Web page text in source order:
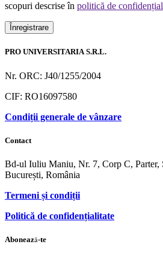
scopuri descrise în politică de
Înregistrare
PRO UNIVERSITARIA S.R.L.
Nr. ORC: J40/1255/2004
CIF: RO16097580
Condiții generale de vânzare
Contact
Bd-ul Iuliu Maniu, Nr. 7, Corp C, Parter,
București, România
Termeni și condiții
Politică de confidențialitate
Abonează-te